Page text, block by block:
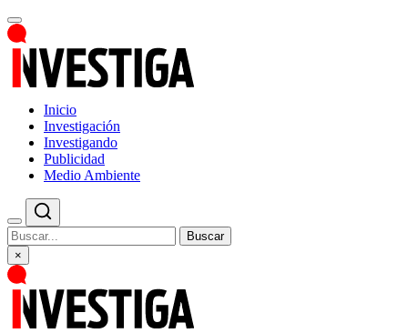
Inicio
Investigación
Investigando
Publicidad
Medio Ambiente
Buscar
×